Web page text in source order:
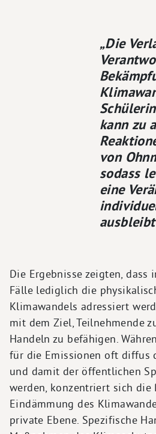
„Die
kann zu
von
sodass
eine
Die Ergebnisse zeigten,
Fälle lediglich die
Klimawandels adressiert
mit dem Ziel, Teilnehmende
Handeln zu befähigen.
für die Emissionen oft diffus
und damit der öffentlichen
werden, konzentriert sich die
Eindämmung des
private Ebene. Spezifische